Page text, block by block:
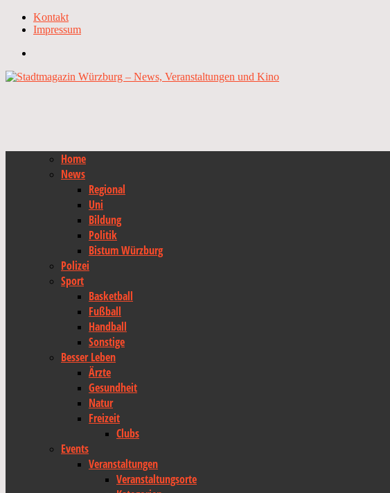
Kontakt
Impressum
Home
News
Regional
Uni
Bildung
Politik
Bistum Würzburg
Polizei
Sport
Basketball
Fußball
Handball
Sonstige
Besser Leben
Ärzte
Gesundheit
Natur
Freizeit
Clubs
Events
Veranstaltungen
Veranstaltungsorte